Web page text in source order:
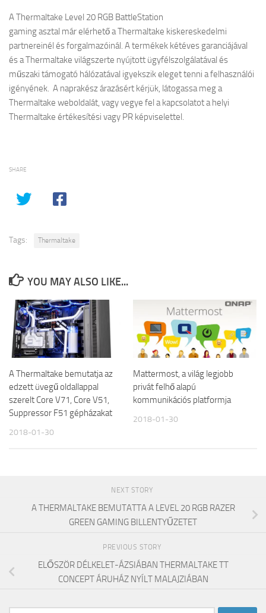
A Thermaltake Level 20 RGB BattleStation
gaming asztal már elérhető a Thermaltake kiskereskedelmi
partnereinél és forgalmazóinál. A termékek kétéves garanciájával
és a Thermaltake világszerte nyújtott ügyfélszolgálatával és
műszaki támogató hálózatával igyekszik eleget tenni a felhasználói
igényének. A naprakész árazásért kérjük, látogassa meg a
Thermaltake weboldalát, vagy vegye fel a kapcsolatot a helyi
Thermaltake értékesítési vagy PR képviselettel.
SHARE
Tags: Thermaltake
YOU MAY ALSO LIKE...
A Thermaltake bemutatja az
edzett üvegű oldallappal
szerelt Core V71, Core V51,
Suppressor F51 gépházakat
2018-01-30
Mattermost, a világ legjobb
privát felhő alapú
kommunikációs platformja
2018-01-30
NEXT STORY
A THERMALTAKE BEMUTATTA A LEVEL 20 RGB RAZER
GREEN GAMING BILLENTYŰZETET
PREVIOUS STORY
ELŐSZÖR DÉLKELET-ÁZSIÁBAN THERMALTAKE TT
CONCEPT ÁRUHÁZ NYÍLT MALAJZIÁBAN